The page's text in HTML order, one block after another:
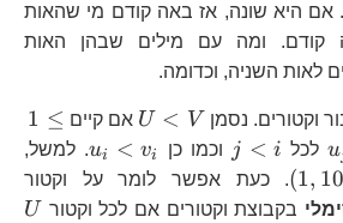
אם היא שונה, אז באה קודם מי שהאות
קודם. ומה עם מילים שבהן האות
לאות השניה, וכדומה.
וקטורים. נסמן U < V אם קיים 1 ≤
u_{j}=v_{j}
uלכל
j<i
j < i וכמו כן ui < vi . למשל,
(1,
. כעת אפשר לומר על וקטור
V
בקבוצת וקטורים אם לכל וקטור U